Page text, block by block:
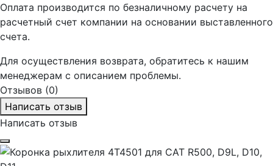
Оплата производится по безналичному расчету на
расчетный счет компании на основании выставленного
счета.
Для осуществления возврата, обратитесь к нашим
менеджерам с описанием проблемы.
Отзывов (0)
Написать отзыв
Написать отзыв